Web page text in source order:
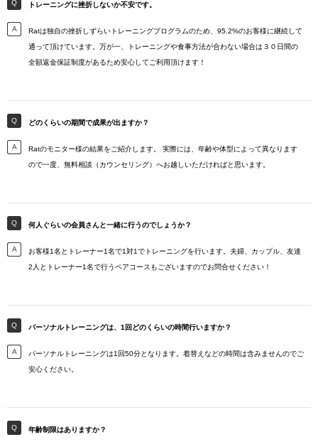
トレーニングに挫折しないか不安です。
Ratは独自の挫折しずらいトレーニングプログラムのため、95.2%のお客様に継続して
通って頂けています。万が一、トレーニングや食事方法が合わない場合は３０日間の
全額返金保証制度があるため安心してご利用頂けます！
どのくらいの期間で成果が出ますか？
Ratのモニター様の結果をご紹介します。 実際には、年齢や体型によって異なります
ので一度、無料相談（カウンセリング）へお越しいただければと思います。
何人ぐらいの会員さんと一緒に行うのでしょうか？
お客様1名とトレーナー1名で1対1でトレーニングを行います。夫婦、カップル、友達
2人とトレーナー1名で行うペアコースもございますのでお問合せください！
パーソナルトレーニングは、1回どのくらいの時間行いますか？
パーソナルトレーニングは1回50分となります。着替えなどの時間は含みませんのでご
安心ください。
年齢制限はありますか？